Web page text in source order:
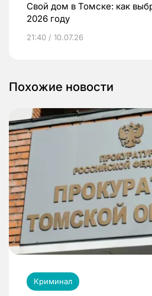
Свой дом в Томске: как
2026 году
21:40 / 10.07.26
Похожие новости
Криминал